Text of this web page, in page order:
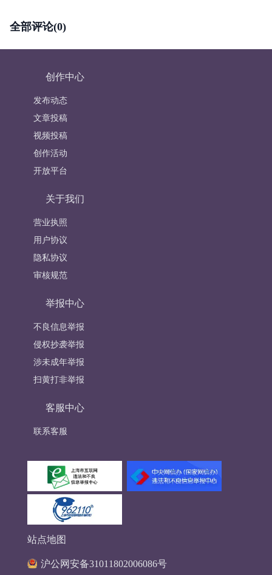
全部评论(0)
创作中心
发布动态
文章投稿
视频投稿
创作活动
开放平台
关于我们
营业执照
用户协议
隐私协议
审核规范
举报中心
不良信息举报
侵权抄袭举报
涉未成年举报
扫黄打非举报
客服中心
联系客服
站点地图
沪公网安备31011802006086号